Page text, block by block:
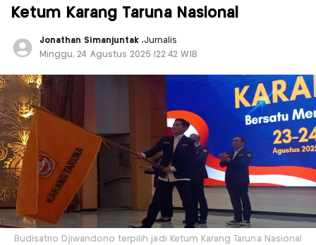
Ketum Karang Taruna Nasional
Jonathan Simanjuntak,Jurnalis
Minggu, 24 Agustus 2025 |22:42 WIB
Budisatrio Djiwandono terpilih jadi Ketum Karang Taruna Nasional